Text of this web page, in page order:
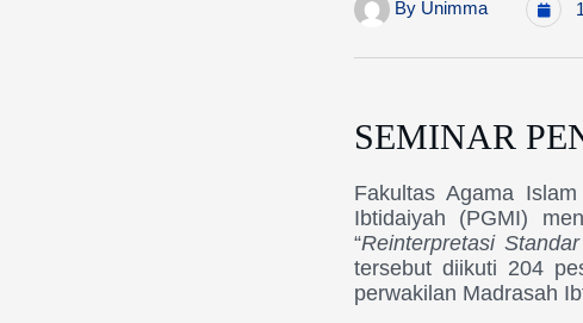
By Unimma
SEMINAR
Fakultas Agama
Ibtidaiyah (PGMI)
“Reinterpretasi
tersebut diikuti 204
perwakilan Madrasah